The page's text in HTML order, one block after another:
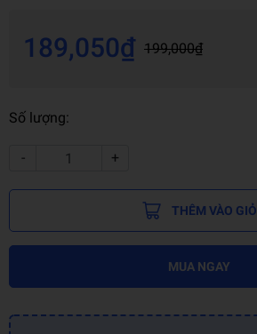
189,050₫ 199,000₫
Số lượng:
- +
THÊM VÀO GIỎ
MUA NGAY